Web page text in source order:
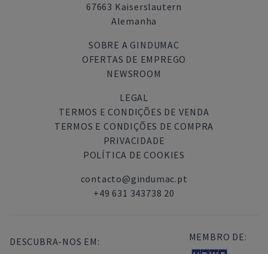
67663 Kaiserslautern
Alemanha
SOBRE A GINDUMAC
OFERTAS DE EMPREGO
NEWSROOM
LEGAL
TERMOS E CONDIÇÕES DE VENDA
TERMOS E CONDIÇÕES DE COMPRA
PRIVACIDADE
POLÍTICA DE COOKIES
contacto@gindumac.pt
+49 631 343738 20
DESCUBRA-NOS EM: MEMBRO DE: